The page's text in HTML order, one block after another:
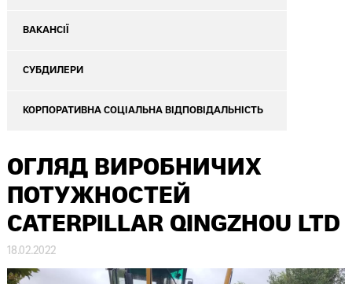
ВАКАНСІЇ
СУБДИЛЕРИ
КОРПОРАТИВНА СОЦІАЛЬНА ВІДПОВІДАЛЬНІСТЬ
ОГЛЯД ВИРОБНИЧИХ
ПОТУЖНОСТЕЙ
CATERPILLAR QINGZHOU LTD
18.02.2022